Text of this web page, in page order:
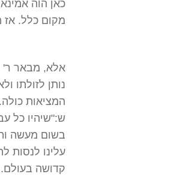
כאן הוה
מקום כלל. אז
אלא, מבאר ר'
נותן לזולתו
המציאות
ש:"שיהיו כל
בשום מעשה
עלינו לנסות
קדושה בעולם.